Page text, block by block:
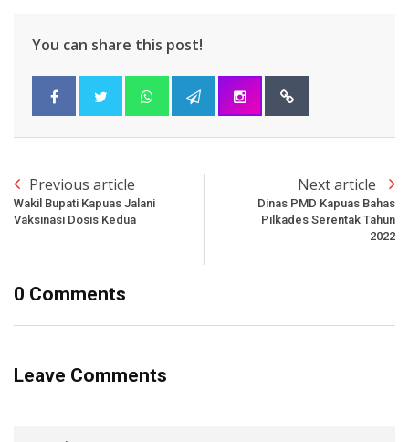
You can share this post!
Previous article
Wakil Bupati Kapuas Jalani
Vaksinasi Dosis Kedua
Next article
Dinas PMD Kapuas Bahas
Pilkades Serentak Tahun
2022
0 Comments
Leave Comments